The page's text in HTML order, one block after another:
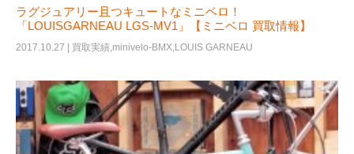
ラグジュアリー且つキュートなミニベロ！
「LOUISGARNEAU LGS-MV1」【ミニベロ 買取情報】
2017.10.27 | 買取実績,minivelo-BMX,LOUIS GARNEAU